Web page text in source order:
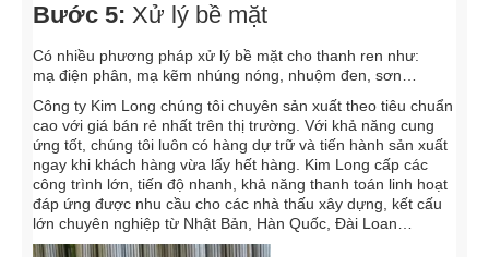
Bước 5: Xử lý bề mặt
Có nhiều phương pháp xử lý bề mặt cho thanh ren như:
mạ điện phân, mạ kẽm nhúng nóng, nhuộm đen, sơn…
Công ty Kim Long chúng tôi chuyên sản xuất theo tiêu chuẩn
cao với giá bán rẻ nhất trên thị trường. Với khả năng cung
ứng tốt, chúng tôi luôn có hàng dự trữ và tiến hành sản xuất
ngay khi khách hàng vừa lấy hết hàng. Kim Long cấp các
công trình lớn, tiến độ nhanh, khả năng thanh toán linh hoạt
đáp ứng được nhu cầu cho các nhà thấu xây dựng, kết cấu
lớn chuyên nghiệp từ Nhật Bản, Hàn Quốc, Đài Loan…